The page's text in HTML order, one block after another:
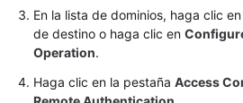
lista
negra
o
una
lista
En la lista de dominios, haga clic
de destino o haga clic en
Operation.
Haga clic en la pestaña Access